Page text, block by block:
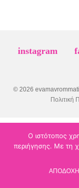
instagram
© 2026
Ο ιστότοπος
περιήγησης. Με τη
ΑΠΟΔΟΧΗ